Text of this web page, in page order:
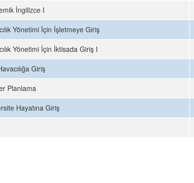
İngilizce I
Yönetimi İçin İşletmeye Giriş
Yönetimi İçin İktisada Giriş I
Giriş
Planlama
Hayatına Giriş